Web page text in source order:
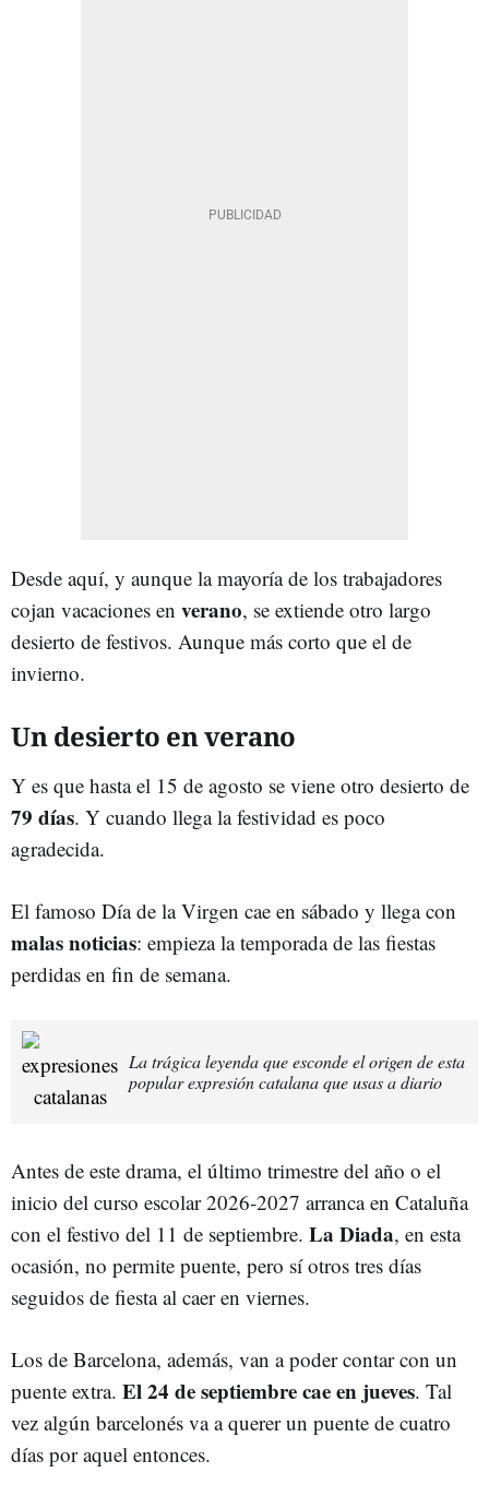
Desde aquí, y aunque la mayoría de los trabajadores
cojan vacaciones en verano, se extiende otro largo
desierto de festivos. Aunque más corto que el de
invierno.
Un desierto en verano
Y es que hasta el 15 de agosto se viene otro desierto de
79 días. Y cuando llega la festividad es poco
agradecida.
El famoso Día de la Virgen cae en sábado y llega con
malas noticias: empieza la temporada de las fiestas
perdidas en fin de semana.
La trágica leyenda que esconde el origen de esta
popular expresión catalana que usas a diario
Antes de este drama, el último trimestre del año o el
inicio del curso escolar 2026-2027 arranca en Cataluña
con el festivo del 11 de septiembre. La Diada, en esta
ocasión, no permite puente, pero sí otros tres días
seguidos de fiesta al caer en viernes.
Los de Barcelona, además, van a poder contar con un
puente extra. El 24 de septiembre cae en jueves. Tal
vez algún barcelonés va a querer un puente de cuatro
días por aquel entonces.